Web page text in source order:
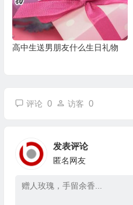
高中生送男朋友什么生日礼物
评论 0 访客 0
发表评论
匿名网友